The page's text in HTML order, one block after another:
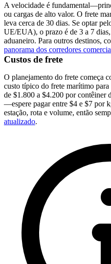
A velocidade é
ou cargas de alto valor. O frete
leva cerca de 30 dias. Se optar
UE/EUA), o prazo é de 3 a 7
aduaneiro. Para outros destinos,
panorama dos corredores
Custos de frete
O planejamento do frete começa
custo típico do frete marítimo para
de $1.800 a $4.200 por contêiner
—espere pagar entre $4 e $7 por
estação, rota e volume, então
atualizado.